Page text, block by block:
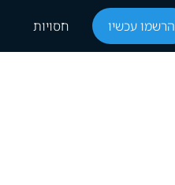
הרשמו עכשיו חסויות